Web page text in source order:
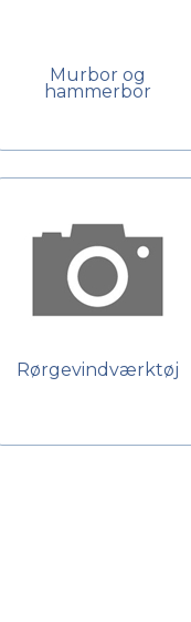
Murbor og
hammerbor
Rørgevindværktøj